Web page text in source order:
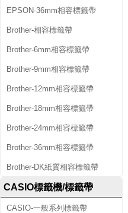
EPSON-36mm相容標籤帶
Brother-相容標籤帶
Brother-6mm相容標籤帶
Brother-9mm相容標籤帶
Brother-12mm相容標籤帶
Brother-18mm相容標籤帶
Brother-24mm相容標籤帶
Brother-36mm相容標籤帶
Brother-DK紙質相容標籤帶
CASIO標籤機/標籤帶
CASIO-一般系列標籤帶